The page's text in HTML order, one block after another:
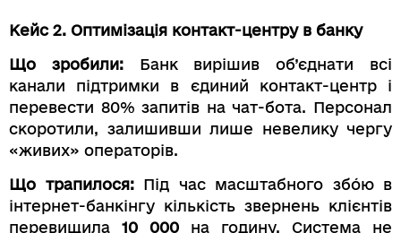
Кейс 2. Оптимізація контакт-центру в банку
Що зробили:Банк вирішив об’єднати всі
канали підтримки в єдиний контакт-центр і
перевести 80% запитів на чат-бота. Персонал
скоротили, залишивши лише невелику чергу
«живих» операторів.
Що трапилося:Під час масштабного збо́ю в
інтернет-банкінгу кількість звернень клієнтів
перевищила 10 000 на годину. Система не